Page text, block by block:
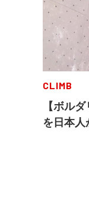
CLIMB
【ボル
を日本